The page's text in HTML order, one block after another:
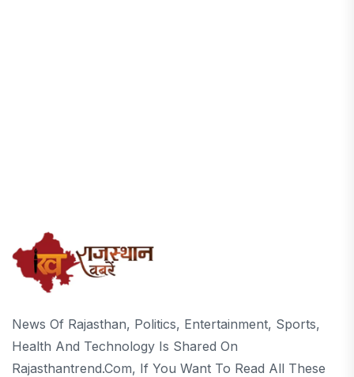
News Of Rajasthan, Politics, Entertainment, Sports,
Health And Technology Is Shared On
Rajasthantrend.com, If You Want To Read All These